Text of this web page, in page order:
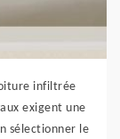
infiltrée
exigent une
sélectionner le